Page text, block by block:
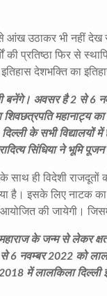
आंख उठाकर भी नहीं देख
की प्रतिष्ठा फिर से
देशभक्ति का
बनेंगे। अवसर है 2 से 6
शिवछत्रपति महानाट्य
के सभी विद्यालयों
सिंधिया ने भूमि
साथ ही विदेशी
है। इसके लिए नाटक
आयोजित की जायेगी।
के जन्म से लेकर
नवम्बर 2022 को लाल
में लालकिला